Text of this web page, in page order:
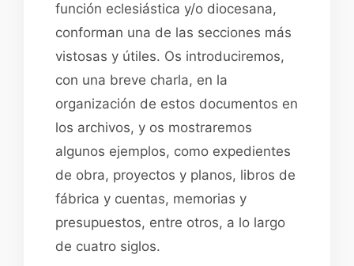
función eclesiástica y/o diocesana,
conforman una de las secciones más
vistosas y útiles. Os introduciremos,
con una breve charla, en la
organización de estos documentos en
los archivos, y os mostraremos
algunos ejemplos, como expedientes
de obra, proyectos y planos, libros de
fábrica y cuentas, memorias y
presupuestos, entre otros, a lo largo
de cuatro siglos.